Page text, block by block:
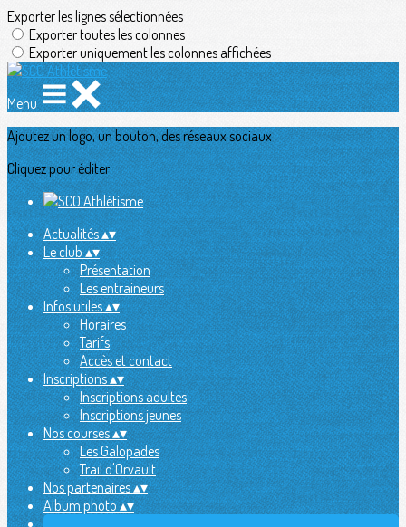
Exporter les lignes sélectionnées
Exporter toutes les colonnes
Exporter uniquement les colonnes affichées
Menu
Ajoutez un logo, un bouton, des réseaux sociaux
Cliquez pour éditer
Actualités▴▾
Le club▴▾
Présentation
Les entraineurs
Infos utiles▴▾
Horaires
Tarifs
Accès et contact
Inscriptions▴▾
Inscriptions adultes
Inscriptions jeunes
Nos courses▴▾
Les Galopades
Trail d'Orvault
Nos partenaires▴▾
Album photo▴▾